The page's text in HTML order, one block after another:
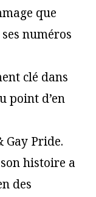
que
numéros
clé dans
point d’en
Gay Pride.
histoire a
des